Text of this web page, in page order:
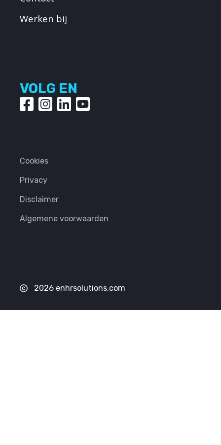
Werken bij
VOLG EN
2026 enhrsolutions.com
Cookies
Privacy
Disclaimer
Algemene voorwaarden